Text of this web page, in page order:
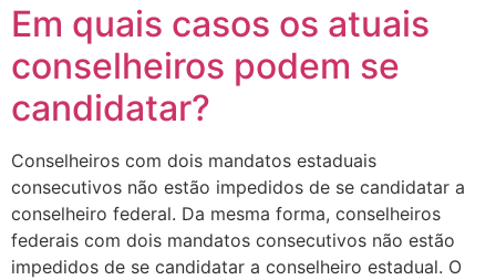
Em quais casos os atuais
conselheiros podem se
candidatar?
Conselheiros com dois mandatos estaduais
consecutivos não estão impedidos de se candidatar a
conselheiro federal. Da mesma forma, conselheiros
federais com dois mandatos consecutivos não estão
impedidos de se candidatar a conselheiro estadual. O